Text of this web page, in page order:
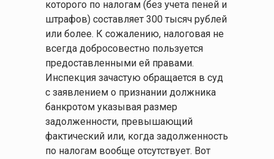
которого по налогам (без учета пеней и
штрафов) составляет 300 тысяч рублей
или более. К сожалению, налоговая не
всегда добросовестно пользуется
предоставленными ей правами.
Инспекция зачастую обращается в суд
с заявлением о признании должника
банкротом указывая размер
задолженности, превышающий
фактический или, когда задолженность
по налогам вообще отсутствует. Вот